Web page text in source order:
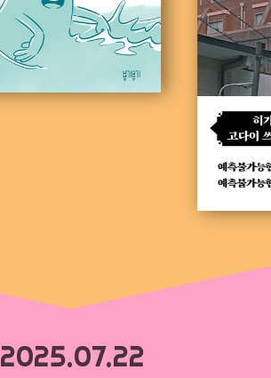
2025.07.22